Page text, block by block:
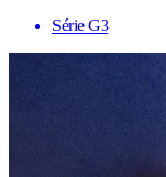
Série G3